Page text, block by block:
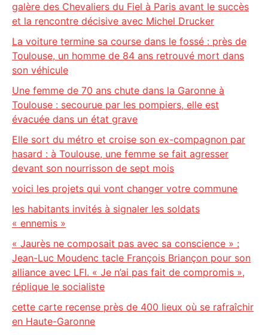
galère des Chevaliers du Fiel à Paris avant le succès
et la rencontre décisive avec Michel Drucker
La voiture termine sa course dans le fossé : près de
Toulouse, un homme de 84 ans retrouvé mort dans
son véhicule
Une femme de 70 ans chute dans la Garonne à
Toulouse : secourue par les pompiers, elle est
évacuée dans un état grave
Elle sort du métro et croise son ex-compagnon par
hasard : à Toulouse, une femme se fait agresser
devant son nourrisson de sept mois
voici les projets qui vont changer votre commune
les habitants invités à signaler les soldats
« ennemis »
« Jaurès ne composait pas avec sa conscience » :
Jean-Luc Moudenc tacle François Briançon pour son
alliance avec LFI. « Je n’ai pas fait de compromis »,
réplique le socialiste
cette carte recense près de 400 lieux où se rafraîchir
en Haute-Garonne